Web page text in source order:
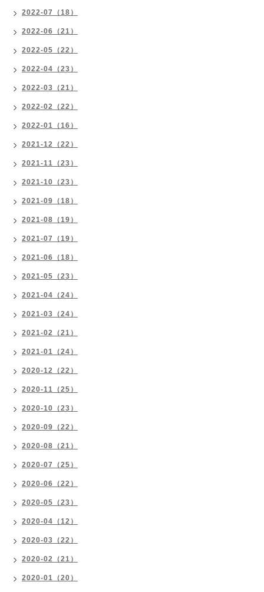
2022-07（18）
2022-06（21）
2022-05（22）
2022-04（23）
2022-03（21）
2022-02（22）
2022-01（16）
2021-12（22）
2021-11（23）
2021-10（23）
2021-09（18）
2021-08（19）
2021-07（19）
2021-06（18）
2021-05（23）
2021-04（24）
2021-03（24）
2021-02（21）
2021-01（24）
2020-12（22）
2020-11（25）
2020-10（23）
2020-09（22）
2020-08（21）
2020-07（25）
2020-06（22）
2020-05（23）
2020-04（12）
2020-03（22）
2020-02（21）
2020-01（20）